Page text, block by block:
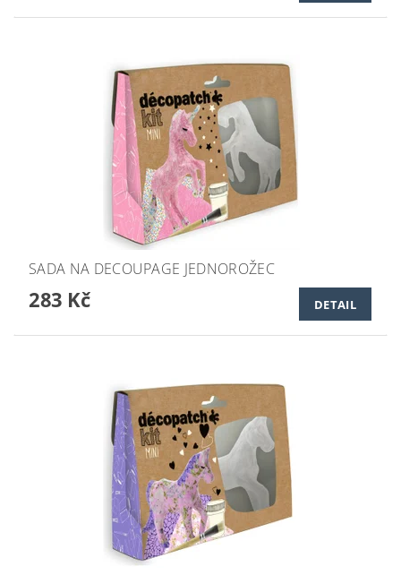
SADA NA DECOUPAGE JEDNOROŽEC
283 Kč DETAIL